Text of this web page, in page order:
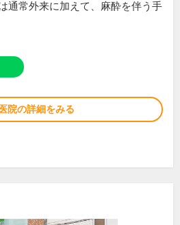
通常外来に加えて、麻酔を伴う手
院の詳細をみる